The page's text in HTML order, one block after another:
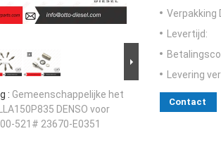
: Gemeenschappelijke het
DENSO voor
521# 23670-E0351
Verpakking
Levertijd:
Levering
Contact